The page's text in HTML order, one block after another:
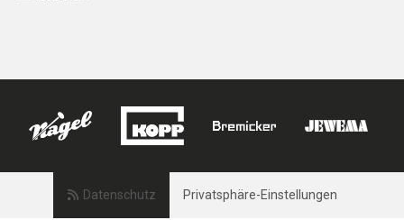
Datenschutz Privatsphäre-Einstellungen